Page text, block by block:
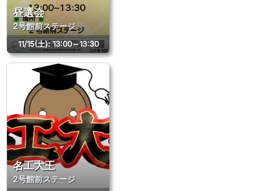
昼選会
2号館前ステージ
11/15(土):13:00～13:30
名工大王
2号館前ステージ